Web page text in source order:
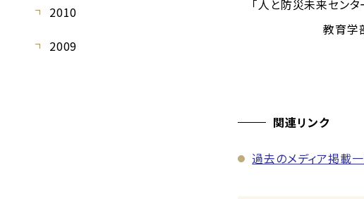
「人と防災未来センタ
教育学部 上
関連リンク
過去のメディア掲載
2010
2009